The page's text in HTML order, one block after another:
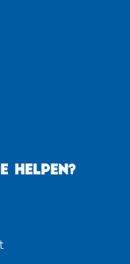
HELPEN?